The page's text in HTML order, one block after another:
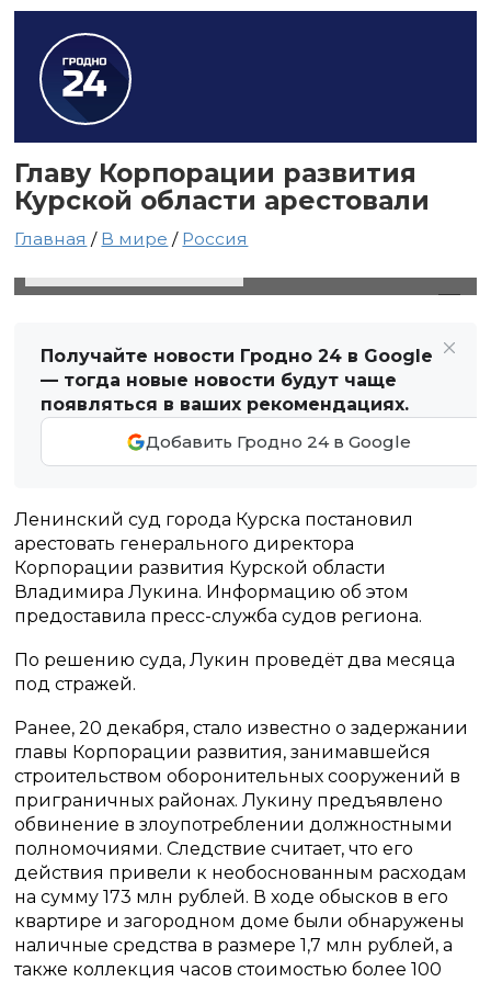
Главу Корпорации развития
Курской области арестовали
Главная / В мире / Россия
Получайте новости Гродно 24 в Google
— тогда новые новости будут чаще
появляться в ваших рекомендациях.
Добавить Гродно 24 в Google
Ленинский суд города Курска постановил
арестовать генерального директора
Корпорации развития Курской области
Владимира Лукина. Информацию об этом
предоставила пресс-служба судов региона.
По решению суда, Лукин проведёт два месяца
под стражей.
Ранее, 20 декабря, стало известно о задержании
главы Корпорации развития, занимавшейся
строительством оборонительных сооружений в
приграничных районах. Лукину предъявлено
обвинение в злоупотреблении должностными
полномочиями. Следствие считает, что его
действия привели к необоснованным расходам
на сумму 173 млн рублей. В ходе обысков в его
квартире и загородном доме были обнаружены
наличные средства в размере 1,7 млн рублей, а
также коллекция часов стоимостью более 100